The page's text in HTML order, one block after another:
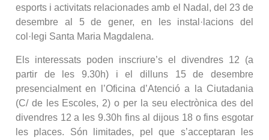
esports i activitats relacionades amb el Nadal, del 23 de
desembre al 5 de gener, en les instal·lacions del
col·legi Santa Maria Magdalena.
Els interessats poden inscriure’s el divendres 12 (a
partir de les 9.30h) i el dilluns 15 de desembre
presencialment en l’Oficina d’Atenció a la Ciutadania
(C/ de les Escoles, 2) o per la seu electrònica des del
divendres 12 a les 9.30h fins al dijous 18 o fins esgotar
les places. Són limitades, pel que s’acceptaran les